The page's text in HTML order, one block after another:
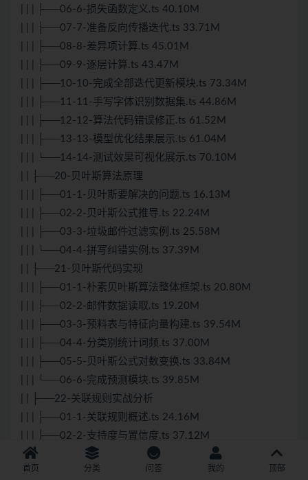
| | | ├──06-6-损失函数定义.ts 40.10M
| | | ├──07-7-准备反向传播迭代.ts 33.71M
| | | ├──08-8-差异项计算.ts 45.01M
| | | ├──09-9-逐层计算.ts 43.47M
| | | ├──10-10-完成全部迭代更新模块.ts 73.34M
| | | ├──11-11-手写字体识别数据集.ts 44.86M
| | | ├──12-12-算法代码错误修正.ts 61.52M
| | | ├──13-13-模型优化结果展示.ts 61.04M
| | | └──14-14-测试效果可视化展示.ts 70.10M
| | ├──20-贝叶斯算法原理
| | | ├──01-1-贝叶斯要解决的问题.ts 16.13M
| | | ├──02-2-贝叶斯公式推导.ts 22.24M
| | | ├──03-3-垃圾邮件过滤实例.ts 25.58M
| | | └──04-4-拼写纠错实例.ts 37.39M
| | ├──21-贝叶斯代码实现
| | | ├──01-1-朴素贝叶斯算法整体框架.ts 20.80M
| | | ├──02-2-邮件数据读取.ts 19.20M
| | | ├──03-3-预料表与特征向量构建.ts 39.54M
| | | ├──04-4-分类别统计词频.ts 37.00M
| | | ├──05-5-贝叶斯公式对数变换.ts 33.84M
| | | └──06-6-完成预测模块.ts 39.85M
| | ├──22-关联规则实战分析
| | | ├──01-1-关联规则概述.ts 24.16M
| | | ├──02-2-支持度与置信度.ts 37.12M
| | | ├──03-3-提升度的作用.ts 46.28M
| | | ├──04-4-Python实战关联规则.ts 38.29M
首页 分类 问答 我的 顶部